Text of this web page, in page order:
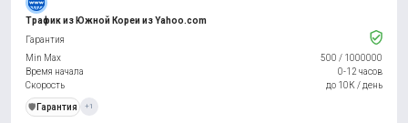
Трафик из Южной Кореи из Yahoo.com
Гарантия
Min Max
500 / 1000000
Время начала
0-12 часов
Скорость
до 10К / день
️🛡️ Гарантия +1